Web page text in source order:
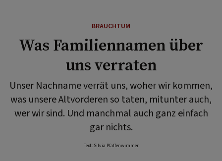
BRAUCHTUM
Was Familiennamen über
uns verraten
Unser Nachname verrät uns, woher wir kommen,
was unsere Altvorderen so taten, mitunter auch,
wer wir sind. Und manchmal auch ganz einfach
gar nichts.
Text: Silvia Pfaffenwimmer